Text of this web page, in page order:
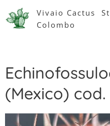
Vivaio Cactus
Colombo
(Mexico) cod.